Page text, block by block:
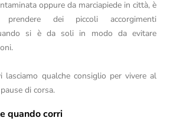
oppure da marciapiede in città, è
prendere dei piccoli accorgimenti
si è da soli in modo da evitare
lasciamo qualche consiglio per vivere al
di corsa.
quando corri